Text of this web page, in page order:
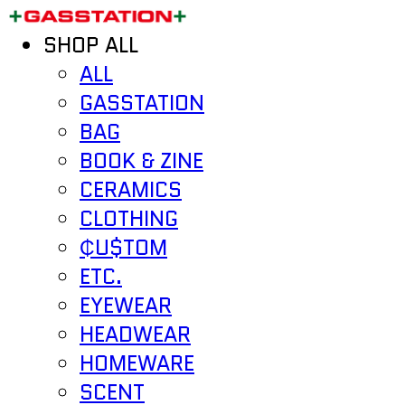
SHOP ALL
ALL
GASSTATION
BAG
BOOK & ZINE
CERAMICS
CLOTHING
₵U$TOM
ETC.
EYEWEAR
HEADWEAR
HOMEWARE
SCENT